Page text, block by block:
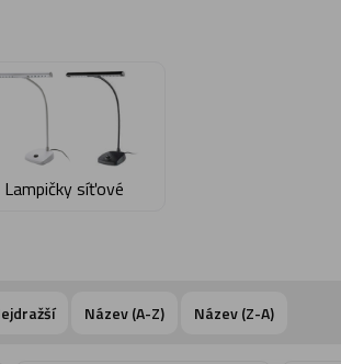
Lampičky síťové
Název (A-Z) Název (Z-A)